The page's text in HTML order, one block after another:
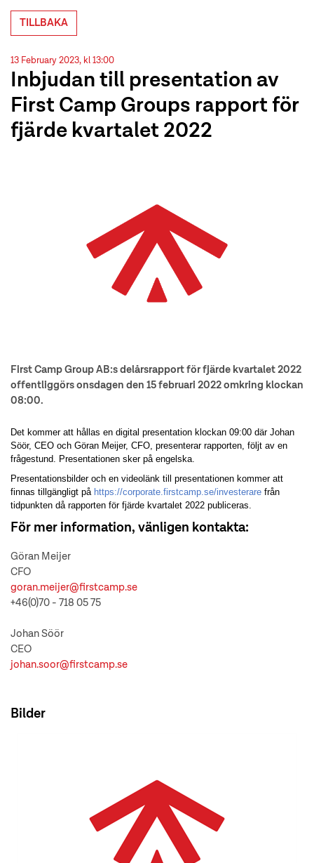
TILLBAKA
13 February 2023, kl 13:00
Inbjudan till presentation av
First Camp Groups rapport för
fjärde kvartalet 2022
First Camp Group AB:s delårsrapport för fjärde kvartalet 2022
offentliggörs onsdagen den 15 februari 2022 omkring klockan
08:00.
Det kommer att hållas en digital presentation klockan 09:00 där Johan
Söör, CEO och Göran Meijer, CFO, presenterar rapporten, följt av en
frågestund. Presentationen sker på engelska.
Presentationsbilder och en videolänk till presentationen kommer att
finnas tillgängligt på https://corporate.firstcamp.se/investerare från
tidpunkten då rapporten för fjärde kvartalet 2022 publiceras.
För mer information, vänligen kontakta:
Göran Meijer
CFO
goran.meijer@firstcamp.se
+46(0)70 - 718 05 75
Johan Söör
CEO
johan.soor@firstcamp.se
Bilder